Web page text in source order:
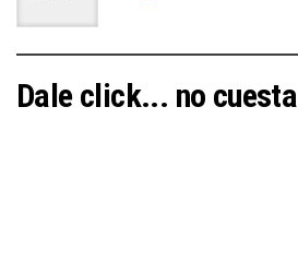
Dale click... no cuesta